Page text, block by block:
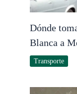
Dónde
Blanca a
Transporte